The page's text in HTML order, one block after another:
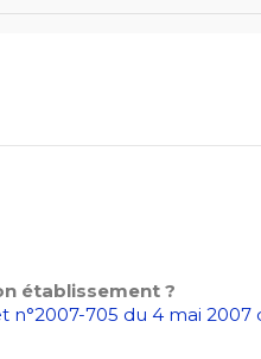
établissement ?
n°2007-705 du 4 mai 2007